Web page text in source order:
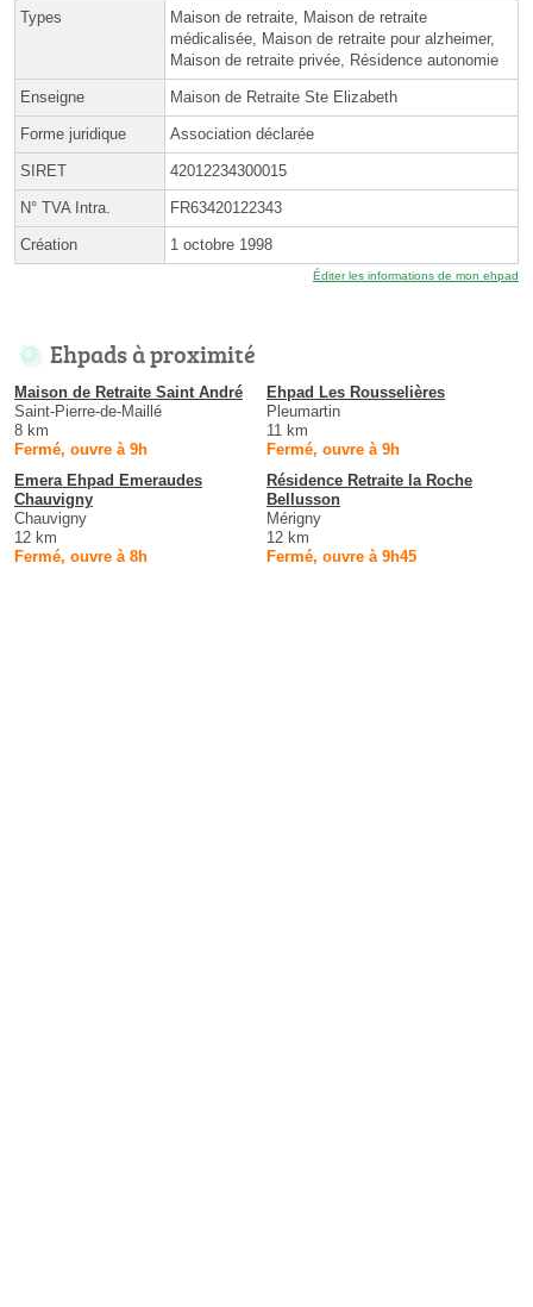
Types
Maison de retraite, Maison de retraite
médicalisée, Maison de retraite pour alzheimer,
Maison de retraite privée, Résidence autonomie
Enseigne Maison de Retraite Ste Elizabeth
Forme juridique Association déclarée
SIRET 42012234300015
N° TVA Intra. FR63420122343
Création 1 octobre 1998
Éditer les informations de mon ehpad
Ehpads à proximité
Maison de Retraite Saint André
Saint-Pierre-de-Maillé
8 km
Fermé, ouvre à 9h
Ehpad Les Rousselières
Pleumartin
11 km
Fermé, ouvre à 9h
Emera Ehpad Emeraudes
Chauvigny
Chauvigny
12 km
Fermé, ouvre à 8h
Résidence Retraite la Roche
Bellusson
Mérigny
12 km
Fermé, ouvre à 9h45